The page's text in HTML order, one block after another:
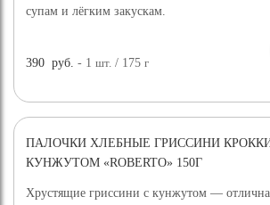
супам и лёгким закускам.
390 руб. - 1шт. / 175г
ПАЛОЧКИ ХЛЕБНЫЕ ГРИССИНИ
КУНЖУТОМ «ROBERTO» 150Г
Хрустящие гриссини с кунжутом —